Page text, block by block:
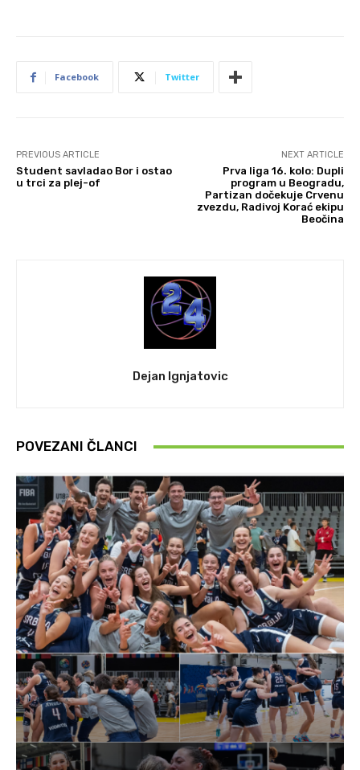
Facebook Twitter
PREVIOUS ARTICLE
Student savladao Bor i ostao
u trci za plej-of
NEXT ARTICLE
Prva liga 16. kolo: Dupli
program u Beogradu,
Partizan dočekuje Crvenu
zvezdu, Radivoj Korać ekipu
Beočina
Dejan Ignjatovic
POVEZANI ČLANCI